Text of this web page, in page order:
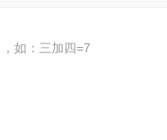
如：三加四=7